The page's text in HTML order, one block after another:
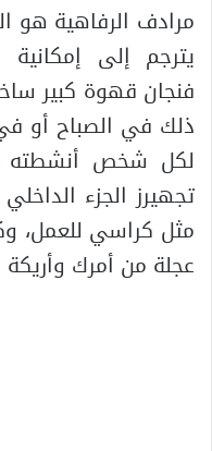
مرادف الرفاهية هو
يترجم إلى
فنجان قهوة كبير
ذلك في الصباح أو
لكل شخص أنشطته
تجهيرز الجزء
مثل كراسي للعمل،
عجلة من أمرك وأريكة